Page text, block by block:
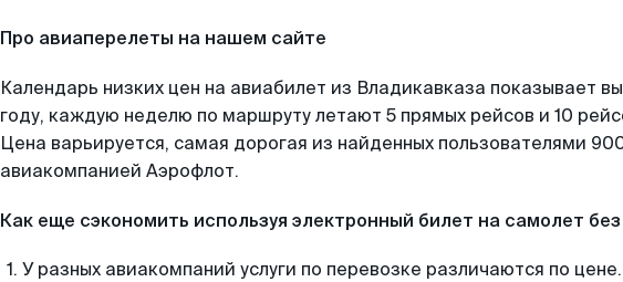
Про авиаперелеты на нашем сайте
Календарь низких цен на авиабилет из Владикавказа показывает
году, каждую неделю по маршруту летают 5 прямых рейсов и 10
Цена варьируется, самая дорогая из найденных пользователями
авиакомпанией Аэрофлот.
Как еще сэкономить используя электронный билет на самолет
У разных авиакомпаний услуги по перевозке различаются по цене.